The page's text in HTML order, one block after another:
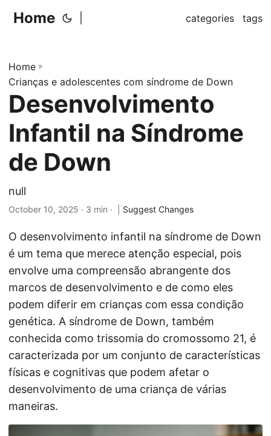
Home categories tags
Home »
Crianças e adolescentes com síndrome de Down
Desenvolvimento
Infantil na Síndrome
de Down
null
October 10, 2025 · 3 min · | Suggest Changes
O desenvolvimento infantil na síndrome de Down
é um tema que merece atenção especial, pois
envolve uma compreensão abrangente dos
marcos de desenvolvimento e de como eles
podem diferir em crianças com essa condição
genética. A síndrome de Down, também
conhecida como trissomia do cromossomo 21, é
caracterizada por um conjunto de características
físicas e cognitivas que podem afetar o
desenvolvimento de uma criança de várias
maneiras.